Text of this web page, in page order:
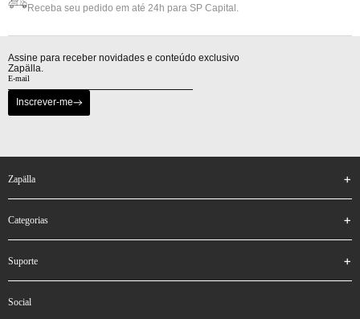
Receba seu pedido em até 24h para SP Capital.
Assine para receber novidades e conteúdo exclusivo
Zapälla.
Inscrever-me
zapälla
categorias
suporte
social